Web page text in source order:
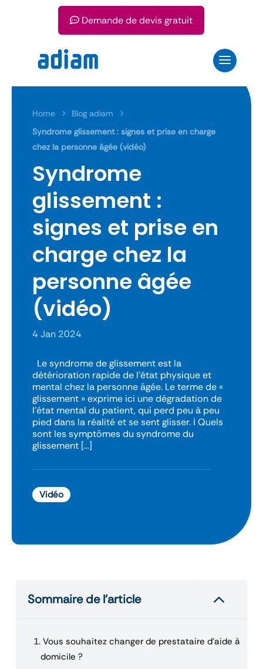
Demande de devis gratuit
Home 5 Blog adiam 5
Syndrome glissement : signes et prise en charge
chez la personne âgée (vidéo)
Syndrome
glissement :
signes et prise en
charge chez la
personne âgée
(vidéo)
4 Jan 2024
Le syndrome de glissement est la
détérioration rapide de l’état physique et
mental chez la personne âgée. Le terme de «
glissement » exprime ici une dégradation de
l’état mental du patient, qui perd peu à peu
pied dans la réalité et se sent glisser. ℹ️ Quels
sont les symptômes du syndrome du
glissement […]
Vidéo
2
Sommaire de l’article
1. Vous souhaitez changer de prestataire d’aide à
domicile ?